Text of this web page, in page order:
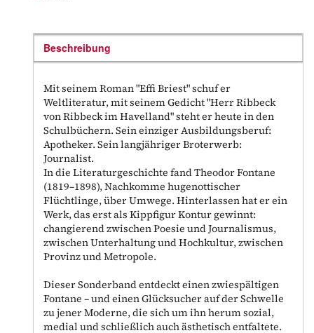
Beschreibung
Mit seinem Roman "Effi Briest" schuf er
Weltliteratur, mit seinem Gedicht "Herr Ribbeck
von Ribbeck im Havelland" steht er heute in den
Schulbüchern. Sein einziger Ausbildungsberuf:
Apotheker. Sein langjähriger Broterwerb:
Journalist.
In die Literaturgeschichte fand Theodor Fontane
(1819–1898), Nachkomme hugenottischer
Flüchtlinge, über Umwege. Hinterlassen hat er ein
Werk, das erst als Kippfigur Kontur gewinnt:
changierend zwischen Poesie und Journalismus,
zwischen Unterhaltung und Hochkultur, zwischen
Provinz und Metropole.
Dieser Sonderband entdeckt einen zwiespältigen
Fontane – und einen Glücksucher auf der Schwelle
zu jener Moderne, die sich um ihn herum sozial,
medial und schließlich auch ästhetisch entfaltete.